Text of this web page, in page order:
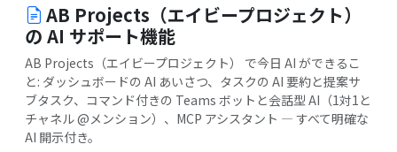
AB Projects（エイビープロジェクト）
の AI サポート機能
AB Projects（エイビープロジェクト） で今日 AI ができるこ
と: ダッシュボードの AI あいさつ、タスクの AI 要約と提案サ
ブタスク、コマンド付きの Teams ボットと会話型 AI（1対1と
チャネル @メンション）、MCP アシスタント — すべて明確な
AI 開示付き。